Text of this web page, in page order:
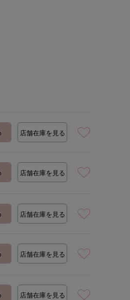
店舗在庫を見る
店舗在庫を見る
店舗在庫を見る
店舗在庫を見る
店舗在庫を見る